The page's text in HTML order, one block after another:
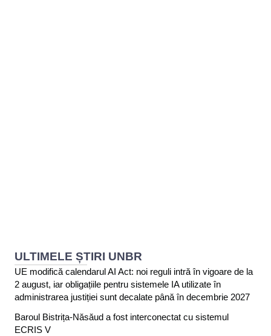
ULTIMELE ȘTIRI UNBR
UE modifică calendarul AI Act: noi reguli intră în vigoare de la
2 august, iar obligațiile pentru sistemele IA utilizate în
administrarea justiției sunt decalate până în decembrie 2027
Baroul Bistrița-Năsăud a fost interconectat cu sistemul
ECRIS V